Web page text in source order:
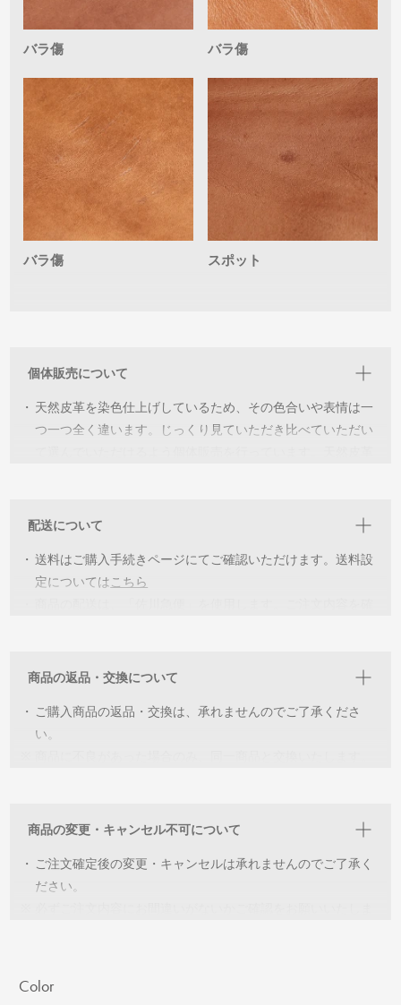
バラ傷 バラ傷
バラ傷 スポット
個体販売について
・ 天然皮革を染色仕上げしているため、その色合いや表情は一
つ一つ全く違います。じっくり見ていただき比べていただい
詳細を見ていただき各個体の特徴をご理解いただいた上でご
購入をお願いしています。イメージが違うなどの返品交換は
承っておりませんのでご了承ください。
配送について
・ 送料はご購入手続きページにてご確認いただけます。送料設
定については こちら
商品の返品・交換について
・
ご購入商品の返品・交換は、承れませんのでご了承くださ
い。
商品の変更・キャンセル不可について
・
ご注文確定後の変更・キャンセルは承れませんのでご了承く
ださい。
Color